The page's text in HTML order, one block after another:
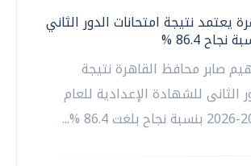
يعتمد نتيجة امتحانات الدور الثاني
86.4 %
صابر محافظ القاهرة نتيجة
الثانى للشهادة الإعدادية للعام